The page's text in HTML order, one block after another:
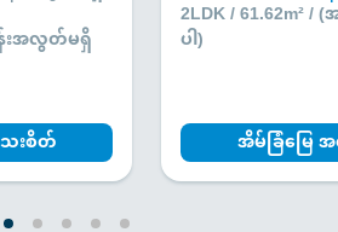
န်းအလွတ်မရှိ
းစိတ်
2LDK / 61.62m²
ပါ)
အိမ်ခြံမြေ